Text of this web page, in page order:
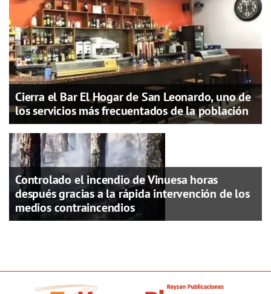
Cierra el Bar El Hogar de San Leonardo, uno de
los servicios más frecuentados de la población
Controlado el incendio de Vinuesa horas
después gracias a la rápida intervención de los
medios contraincendios